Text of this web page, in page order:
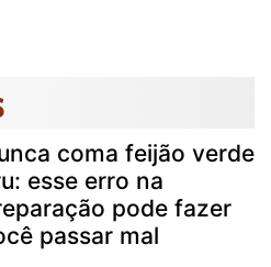
coma feijão verde
esse erro na
pode fazer
passar mal